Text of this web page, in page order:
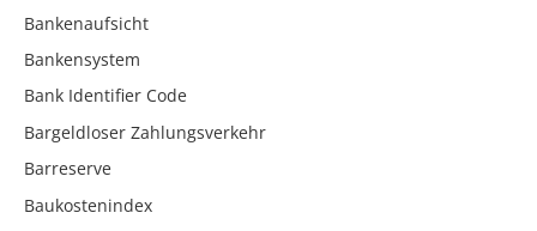
Bankenaufsicht
Bankensystem
Bank Identifier Code
Bargeldloser Zahlungsverkehr
Barreserve
Baukostenindex